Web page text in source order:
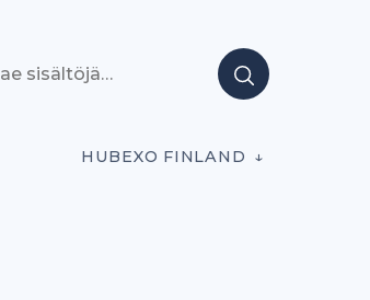
HUBEXO FINLAND